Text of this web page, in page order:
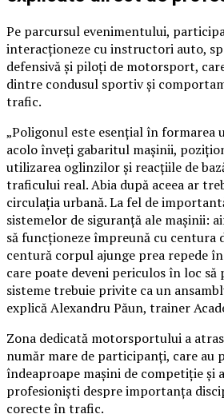
Pe parcursul evenimentului,
interacționeze cu instructori auto,
defensivă și piloți de motorsport,
dintre condusul sportiv și
trafic.
„Poligonul este esențial în formarea
acolo înveți gabaritul mașinii,
utilizarea oglinzilor și reacțiile de
traficului real. Abia după aceea ar
circulația urbană. La fel de
sistemelor de siguranță ale mașinii:
să funcționeze împreună cu centura
centură corpul ajunge prea repede
care poate deveni periculos în loc să
sisteme trebuie privite ca un
explică Alexandru Păun, trainer
Zona dedicată motorsportului a
număr mare de participanți, care au
îndeaproape mașini de competiție și
profesioniști despre importanța
corecte în trafic.